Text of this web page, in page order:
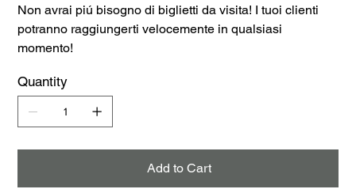
Non avrai piú bisogno di biglietti da visita! I tuoi clienti
potranno raggiungerti velocemente in qualsiasi
momento!
Quantity
Add to Cart